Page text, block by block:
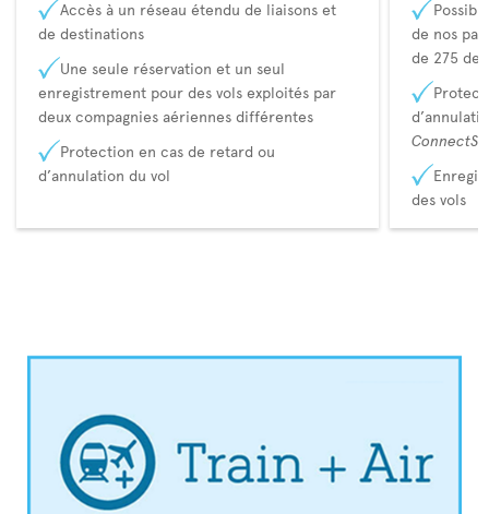
Accès à un réseau étendu de liaisons et
de destinations
Une seule réservation et un seul
enregistrement pour des vols exploités par
deux compagnies aériennes différentes
Protection en cas de retard ou
d’annulation du vol
de nos
de 275
des vols